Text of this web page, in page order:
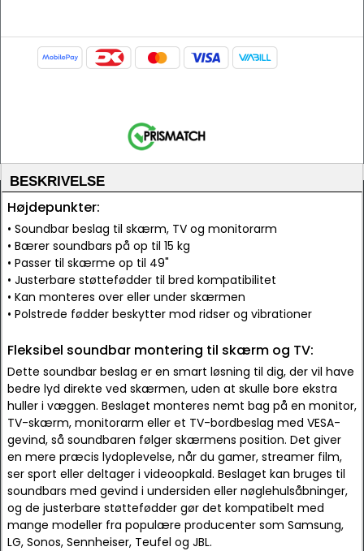
BESKRIVELSE
Højdepunkter:
• Soundbar beslag til skærm, TV og monitorarm
• Bærer soundbars på op til 15 kg
• Passer til skærme op til 49"
• Justerbare støttefødder til bred kompatibilitet
• Kan monteres over eller under skærmen
• Polstrede fødder beskytter mod ridser og vibrationer
Fleksibel soundbar montering til skærm og TV:
Dette soundbar beslag er en smart løsning til dig, der vil have
bedre lyd direkte ved skærmen, uden at skulle bore ekstra
huller i væggen. Beslaget monteres nemt bag på en monitor,
TV-skærm, monitorarm eller et TV-bordbeslag med VESA-
gevind, så soundbaren følger skærmens position. Det giver
en mere præcis lydoplevelse, når du gamer, streamer film,
ser sport eller deltager i videoopkald. Beslaget kan bruges til
soundbars med gevind i undersiden eller nøglehulsåbninger,
og de justerbare støttefødder gør det kompatibelt med
mange modeller fra populære producenter som Samsung,
LG, Sonos, Sennheiser, Teufel og JBL.